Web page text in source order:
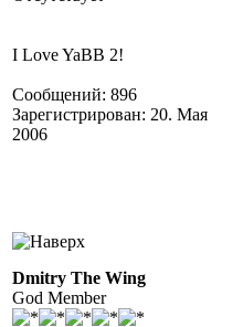
I Love YaBB 2!
Сообщений: 896
Зарегистрирован: 20. Мая
2006
Dmitry The Wing
God Member